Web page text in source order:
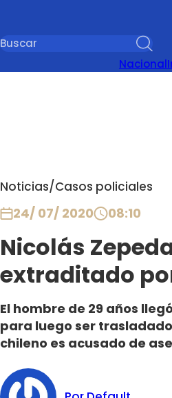
Nacional
Noticias/Casos policiales
24/ 07/ 2020 08:10
Nicolás
extraditado
El hombre de 29 años
para luego ser
chileno es acusado de